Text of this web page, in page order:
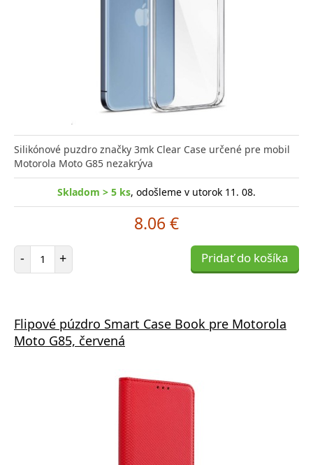
Silikónové puzdro značky 3mk Clear Case určené pre mobil
Motorola Moto G85 nezakrýva
Skladom > 5 ks, odošleme v utorok 11. 08.
8.06 €
- Počet položiek
+ Pridať do košíka
Flipové púzdro Smart Case Book pre Motorola
Moto G85, červená